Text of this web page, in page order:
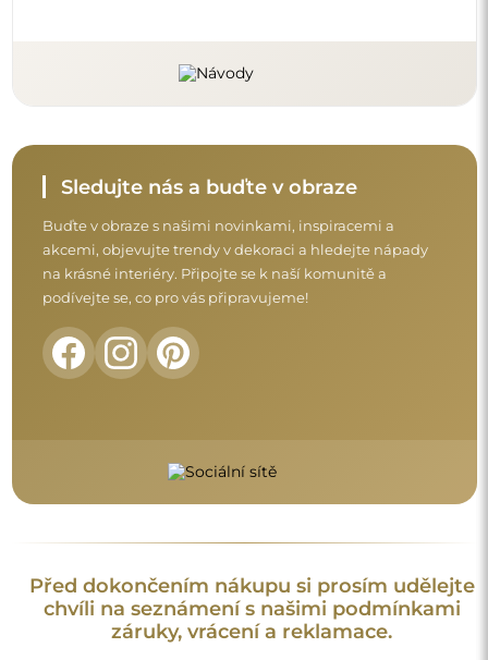
Sledujte nás a buďte v obraze
Buďte v obraze s našimi novinkami, inspiracemi a
akcemi, objevujte trendy v dekoraci a hledejte nápady
na krásné interiéry. Připojte se k naší komunitě a
podívejte se, co pro vás připravujeme!
Před dokončením nákupu si prosím udělejte
chvíli na seznámení s našimi podmínkami
záruky, vrácení a reklamace.